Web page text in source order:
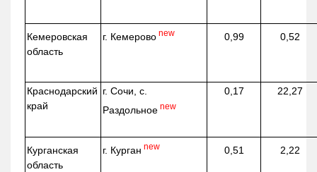
Кемеровская
область
г. Кемерово new 0,99 0,52
Краснодарский
край
г. Сочи, с.
Раздольное new
0,17 22,27
Курганская
область
г. Курган new 0,51 2,22